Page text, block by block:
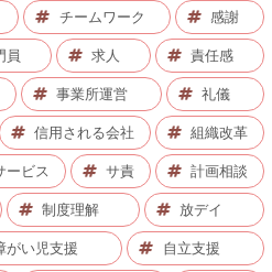
チームワーク 感謝
員 求人 責任感
事業所運営 礼儀
信用される会社 組織改革
ービス サ責 計画相談
制度理解 放デイ
がい児支援 自立支援